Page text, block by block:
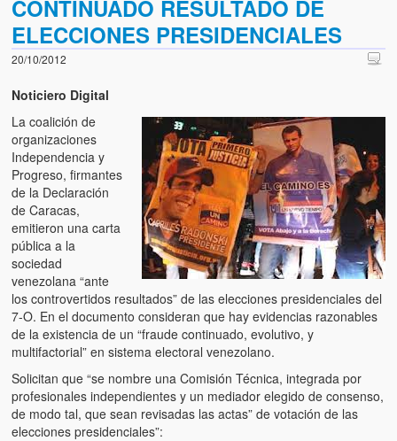
CONTINUADO RESULTADO DE
ELECCIONES PRESIDENCIALES
20/10/2012
Noticiero Digital
La coalición de
organizaciones
Independencia y
Progreso, firmantes
de la Declaración
de Caracas,
emitieron una carta
pública a la
sociedad
venezolana “ante
los controvertidos resultados” de las elecciones presidenciales del
7-O. En el documento consideran que hay evidencias razonables
de la existencia de un “fraude continuado, evolutivo, y
multifactorial” en sistema electoral venezolano.
Solicitan que “se nombre una Comisión Técnica, integrada por
profesionales independientes y un mediador elegido de consenso,
de modo tal, que sean revisadas las actas” de votación de las
elecciones presidenciales”: